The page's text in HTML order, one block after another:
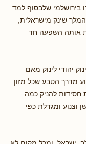
בירושלמי שלבסוף למד
המלך שינק מישראלית,
אותה השפעה חד
יהודי לינוק מאם
מדרך הטבע שכל מזון
להניק כמה
וצנוע ומגדלת כפי